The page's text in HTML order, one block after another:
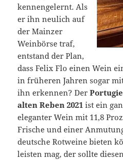
kennengelernt. Als
er ihn neulich auf
der Mainzer
Weinbörse traf,
entstand der Plan,
dass Felix Flo einen Wein
in früheren Jahren sogar
ihn erkennen? Der
alten Reben 2021 ist ein
eleganter Wein mit 11,8
Frische und einer
deutsche Rotweine bieten
leisten mag, der sollte